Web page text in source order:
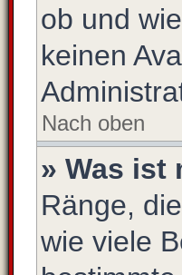
ob und
keinen
Nach oben
» Was ist
Ränge,
wie viele